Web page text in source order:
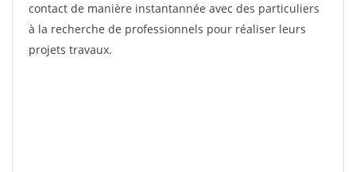
contact de manière instantannée avec des particuliers
à la recherche de professionnels pour réaliser leurs
projets travaux.